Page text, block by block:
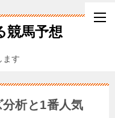
競馬予想
ます
析と1番人気